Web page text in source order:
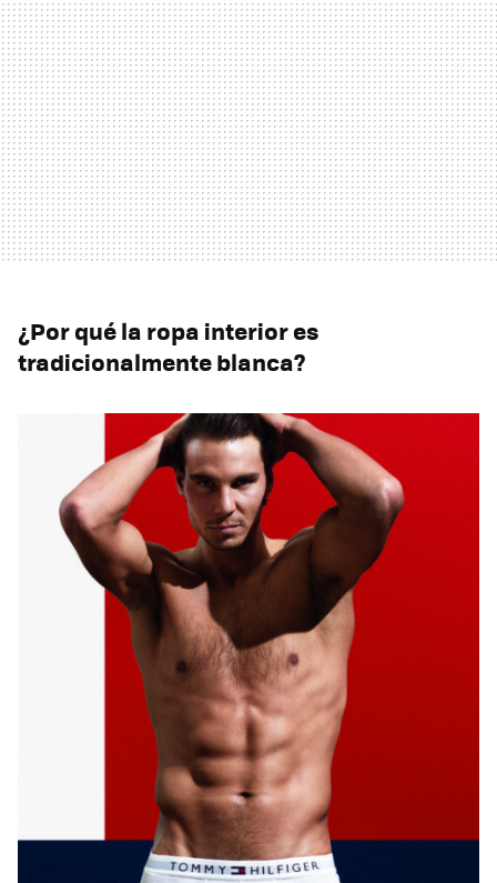
¿Por qué la ropa interior es
tradicionalmente blanca?